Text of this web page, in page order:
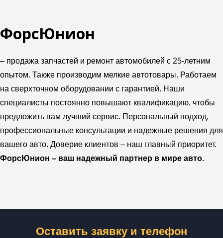
ФорсЮнион
– продажа запчастей и ремонт автомобилей с 25-летним
опытом. Также производим мелкие автотовары. Работаем
на сверхточном оборудовании с гарантией. Наши
специалисты постоянно повышают квалификацию, чтобы
предложить вам лучший сервис. Персональный подход,
профессиональные консультации и надежные решения для
вашего авто. Доверие клиентов – наш главный приоритет.
ФорсЮнион – ваш надежный партнер в мире авто.
Оставить заявку и телефон